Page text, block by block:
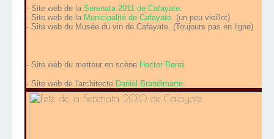
- Site web de la Serenata 2011 de Cafayate.
- Site web de la Municipalité de Cafayate. (un peu vieillot)
- Site web du Musée du vin de Cafayate. (Toujours pas en ligne)
- Site web du metteur en scène Hector Berra.
- Site web de l'architecte Daniel Brandimarte.